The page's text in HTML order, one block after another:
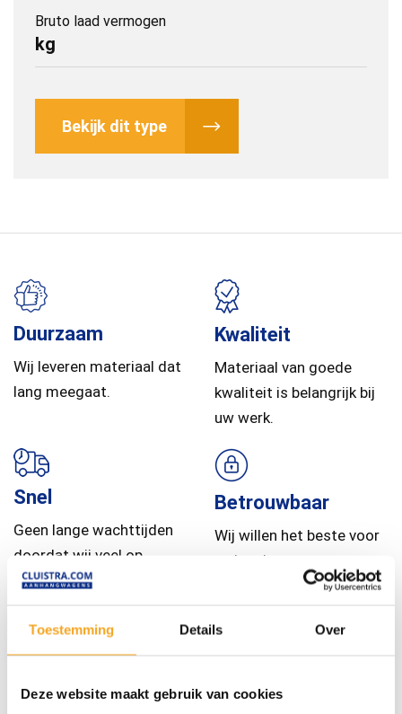
Toestemming Details Over
Deze website maakt gebruik van cookies
Bruto laad vermogen
kg
Bekijk dit type
Duurzaam
Wij leveren materiaal dat
lang meegaat.
Kwaliteit
Materiaal van goede
kwaliteit is belangrijk bij
uw werk.
Snel
Geen lange wachttijden
doordat wij veel op
voorraad hebben.
Betrouwbaar
Wij willen het beste voor
u, daar kunt u op